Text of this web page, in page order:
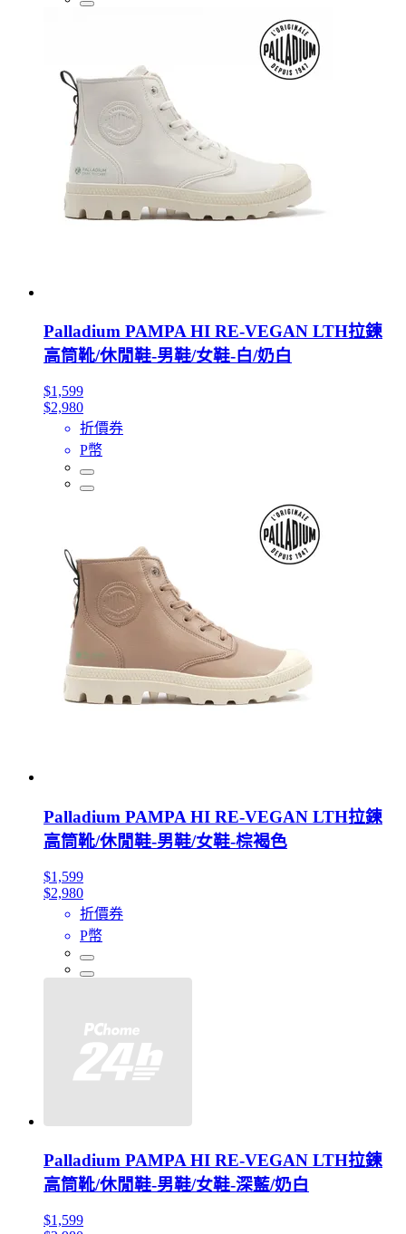
Palladium PAMPA HI RE-VEGAN LTH拉鍊
高筒靴/休閒鞋-男鞋/女鞋-白/奶白
$1,599
$2,980
折價券
P幣
Palladium PAMPA HI RE-VEGAN LTH拉鍊
高筒靴/休閒鞋-男鞋/女鞋-棕褐色
$1,599
$2,980
折價券
P幣
Palladium PAMPA HI RE-VEGAN LTH拉鍊
高筒靴/休閒鞋-男鞋/女鞋-深藍/奶白
$1,599